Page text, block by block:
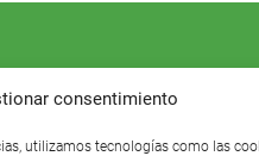
consentimiento
utilizamos tecnologías como las